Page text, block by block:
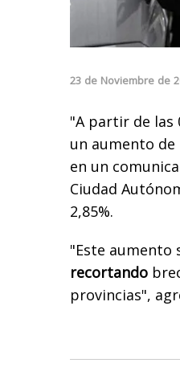
23 de Noviembre de
"A partir de las
un aumento
en un
Ciudad
2,85%.
"Este aumento
recortando
provincias",